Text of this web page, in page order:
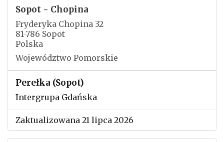
Sopot - Chopina
Fryderyka Chopina 32
81-786 Sopot
Polska
Województwo Pomorskie
Perełka (Sopot)
Intergrupa Gdańska
Zaktualizowana 21 lipca 2026